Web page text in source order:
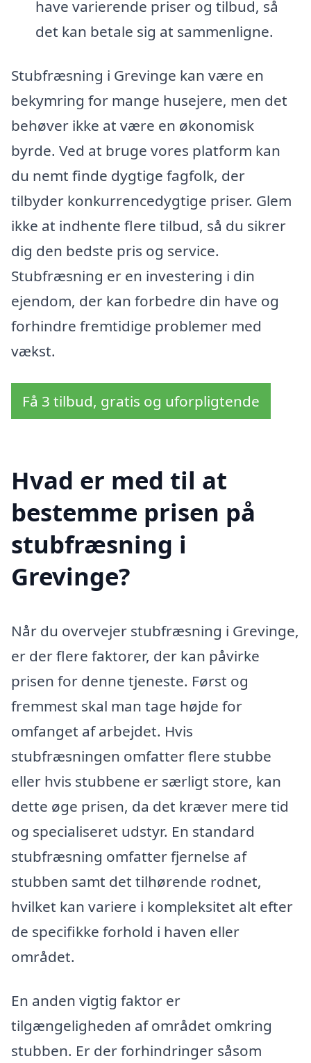
have varierende priser og tilbud, så
det kan betale sig at sammenligne.
Stubfræsning i Grevinge kan være en
bekymring for mange husejere, men det
behøver ikke at være en økonomisk
byrde. Ved at bruge vores platform kan
du nemt finde dygtige fagfolk, der
tilbyder konkurrencedygtige priser. Glem
ikke at indhente flere tilbud, så du sikrer
dig den bedste pris og service.
Stubfræsning er en investering i din
ejendom, der kan forbedre din have og
forhindre fremtidige problemer med
vækst.
Få 3 tilbud, gratis og uforpligtende
Hvad er med til at
bestemme prisen på
stubfræsning i
Grevinge?
Når du overvejer stubfræsning i Grevinge,
er der flere faktorer, der kan påvirke
prisen for denne tjeneste. Først og
fremmest skal man tage højde for
omfanget af arbejdet. Hvis
stubfræsningen omfatter flere stubbe
eller hvis stubbene er særligt store, kan
dette øge prisen, da det kræver mere tid
og specialiseret udstyr. En standard
stubfræsning omfatter fjernelse af
stubben samt det tilhørende rodnet,
hvilket kan variere i kompleksitet alt efter
de specifikke forhold i haven eller
området.
En anden vigtig faktor er
tilgængeligheden af området omkring
stubben. Er der forhindringer såsom